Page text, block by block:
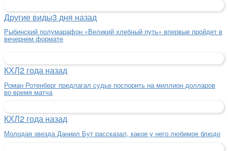
Другие виды3 дня назад
Рыбинский полумарафон «Великий хлебный путь» впервые пройдет в
вечернем формате
КХЛ2 года назад
Роман Ротенберг предлагал судье поспорить на миллион долларов
во время матча
КХЛ2 года назад
Молодая звезда Даниил Бут рассказал, какое у него любимое блюдо